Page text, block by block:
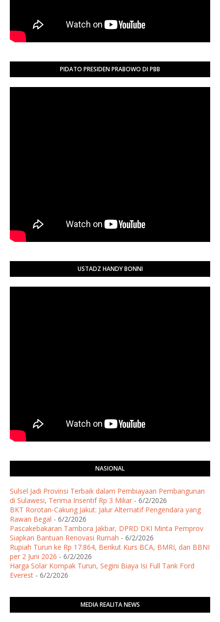
PIDATO PRESIDEN PRABOWO DI PBB
USTADZ HANDY BONNI
NASIONAL
Sulsel Jadi Provinsi Terbaik dalam Pembiayaan Pembangunan
di Sulawesi, Terima Insentif Rp 3 Miliar - 6/2/2026
BKT Rorotan-Cakung Jakut: Jalur Alternatif Pengendara yang
Rawan Begal - 6/2/2026
Pascakebakaran Tambora Jakbar, DPRD DKI Minta Pemprov
Siapkan Bantuan Renovasi Rumah - 6/2/2026
Rupiah Turun ke Rp 17.864, Berikut Kurs BCA, BMRI, dan BBNI
per 2 Juni 2026 - 6/2/2026
Harga Solar Kompak Turun, Segini Biaya Isi Full Tank Ford
Everest - 6/2/2026
MEDIA REALITA NEWS